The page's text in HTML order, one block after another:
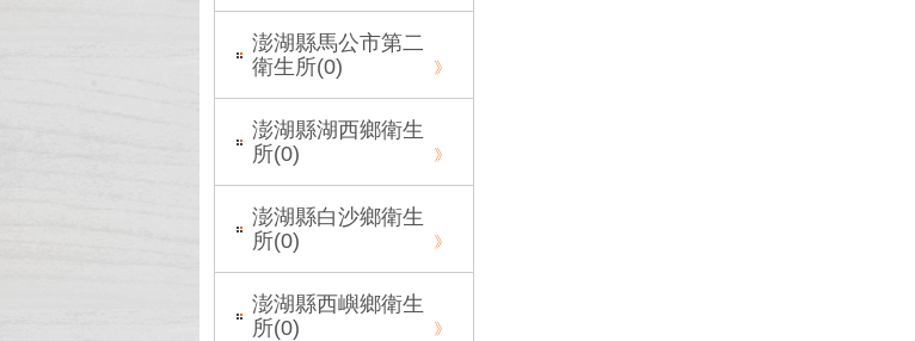
澎湖縣馬公市第二
衛生所(0)
澎湖縣湖西鄉衛生
所(0)
澎湖縣白沙鄉衛生
所(0)
澎湖縣西嶼鄉衛生
所(0)